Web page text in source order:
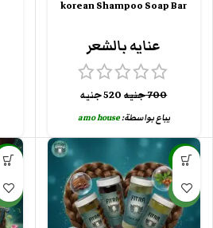
korean Shampoo Soap Bar
عنايه بالشعر
700جنيه 520جنيه
يباع بواسطة:amo house
-25%
جديد
-33%
جديد